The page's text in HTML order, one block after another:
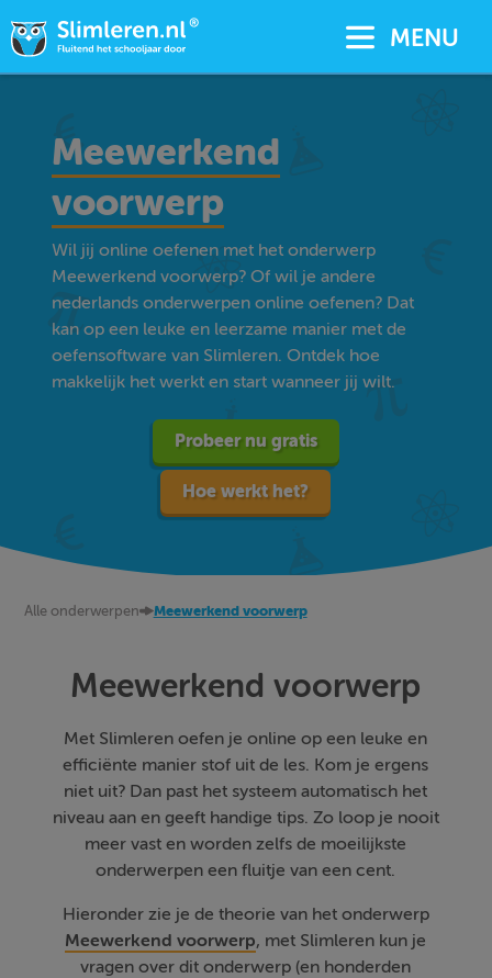
MENU
Meewerkend
voorwerp
Wil jij online oefenen met het onderwerp
Meewerkend voorwerp? Of wil je andere
nederlands onderwerpen online oefenen? Dat
kan op een leuke en leerzame manier met de
oefensoftware van Slimleren. Ontdek hoe
makkelijk het werkt en start wanneer jij wilt.
Probeer nu gratis
Hoe werkt het?
Alle onderwerpen Meewerkend voorwerp
Meewerkend voorwerp
Met Slimleren oefen je online op een leuke en
efficiënte manier stof uit de les. Kom je ergens
niet uit? Dan past het systeem automatisch het
niveau aan en geeft handige tips. Zo loop je nooit
meer vast en worden zelfs de moeilijkste
onderwerpen een fluitje van een cent.
Hieronder zie je de theorie van het onderwerp
Meewerkend voorwerp, met Slimleren kun je
vragen over dit onderwerp (en honderden